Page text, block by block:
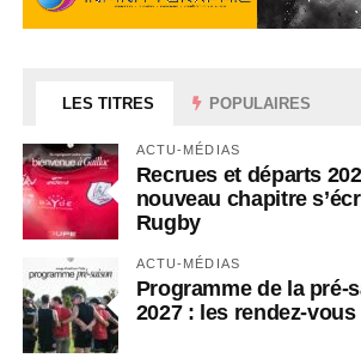
LES TITRES POPULAIRES
ACTU-MÉDIAS
Recrues et départs
nouveau chapitre
Rugby
ACTU-MÉDIAS
Programme de la pré-
2027 : les rendez-vous